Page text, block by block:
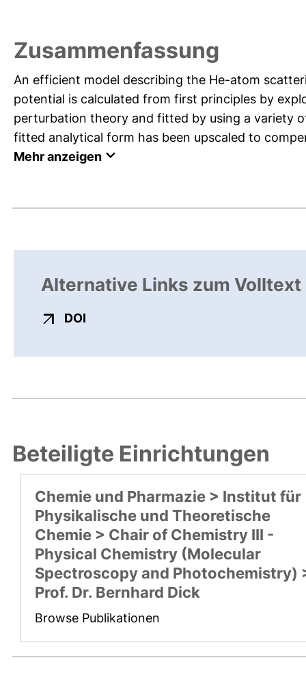
Zusammenfassung
An efficient model describing the He-atom
potential is calculated from first principles by
perturbation theory and fitted by using a variety
fitted analytical form has been upscaled to
Mehr anzeigen
Alternative Links zum Volltext
DOI
Beteiligte Einrichtungen
Chemie und Pharmazie > Institut für
Physikalische und Theoretische
Chemie > Chair of Chemistry III -
Physical Chemistry (Molecular
Spectroscopy and Photochemistry)
Prof. Dr. Bernhard Dick
Browse Publikationen